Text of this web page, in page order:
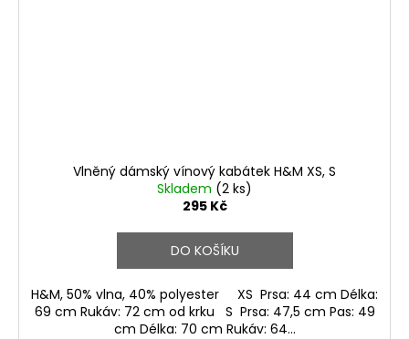
Vlněný dámský vínový kabátek H&M XS, S
Skladem (2 ks)
295 Kč
DO KOŠÍKU
H&M, 50% vlna, 40% polyester XS Prsa: 44 cm Délka:
69 cm Rukáv: 72 cm od krku S Prsa: 47,5 cm Pas: 49
cm Délka: 70 cm Rukáv: 64...